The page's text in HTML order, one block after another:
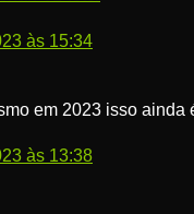
às 15:34
em 2023 isso ainda
às 13:38